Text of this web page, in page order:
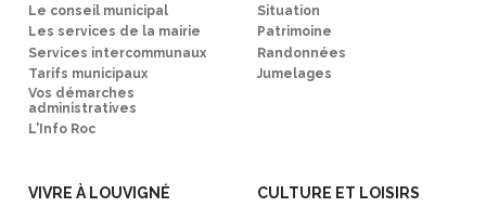
Le conseil municipal
Les services de la mairie
Services intercommunaux
Tarifs municipaux
Vos démarches
administratives
L'Info Roc
Situation
Patrimoine
Randonnées
Jumelages
VIVRE À LOUVIGNÉ CULTURE ET LOISIRS